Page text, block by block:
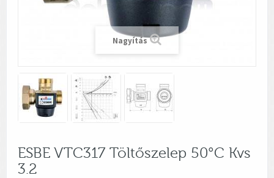
Nagyítás
ESBE VTC317 Töltőszelep 50°C Kvs
3.2